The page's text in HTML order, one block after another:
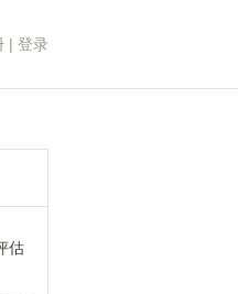
| 登录
估